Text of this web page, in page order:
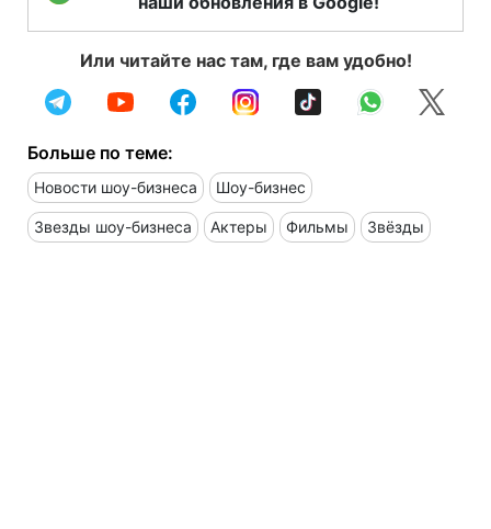
Или читайте нас там, где вам удобно!
Больше по теме:
Новости шоу-бизнеса Шоу-бизнес
Звезды шоу-бизнеса Актеры Фильмы Звёзды